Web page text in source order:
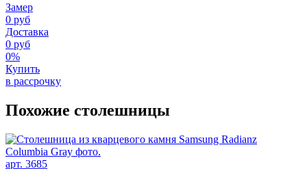
Замер
0 руб
Доставка
0 руб
0%
Купить
в рассрочку
Похожие столешницы
арт. 3685